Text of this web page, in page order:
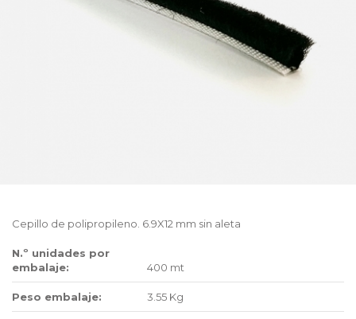
Cepillo de polipropileno. 6.9X12 mm sin aleta
N.º unidades por
embalaje:
400 mt
Peso embalaje: 3.55 Kg